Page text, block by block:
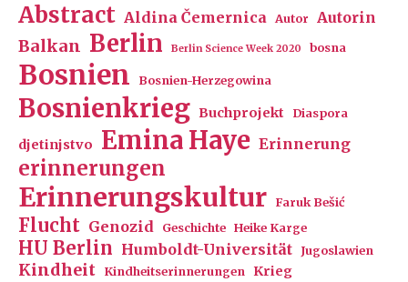
Abstract Aldina Čemernica Autor Autorin
Balkan Berlin Berlin Science Week 2020 bosna
Bosnien Bosnien-Herzegowina
Bosnienkrieg Buchprojekt Diaspora
djetinjstvo Emina Haye Erinnerung
erinnerungen
Erinnerungskultur Faruk Bešić
Flucht Genozid Geschichte Heike Karge
HU Berlin Humboldt-Universität Jugoslawien
Kindheit Kindheitserinnerungen Krieg